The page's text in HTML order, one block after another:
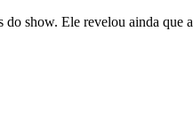
show. Ele revelou ainda que